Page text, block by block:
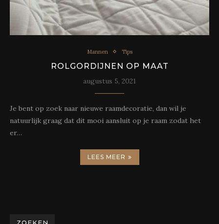
Mannen Tips
ROLGORDIJNEN OP MAAT
augustus 5, 2021
Je bent op zoek naar nieuwe raamdecoratie, dan wil je
natuurlijk graag dat dit mooi aansluit op je raam zodat het
er…
LEES MEER